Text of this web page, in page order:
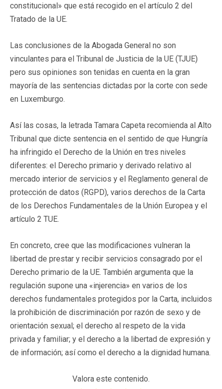
constitucional» que está recogido en el artículo 2 del
Tratado de la UE.
Las conclusiones de la Abogada General no son
vinculantes para el Tribunal de Justicia de la UE (TJUE)
pero sus opiniones son tenidas en cuenta en la gran
mayoría de las sentencias dictadas por la corte con sede
en Luxemburgo.
Así las cosas, la letrada Tamara Capeta recomienda al Alto
Tribunal que dicte sentencia en el sentido de que Hungría
ha infringido el Derecho de la Unión en tres niveles
diferentes: el Derecho primario y derivado relativo al
mercado interior de servicios y el Reglamento general de
protección de datos (RGPD), varios derechos de la Carta
de los Derechos Fundamentales de la Unión Europea y el
artículo 2 TUE.
En concreto, cree que las modificaciones vulneran la
libertad de prestar y recibir servicios consagrado por el
Derecho primario de la UE. También argumenta que la
regulación supone una «injerencia» en varios de los
derechos fundamentales protegidos por la Carta, incluidos
la prohibición de discriminación por razón de sexo y de
orientación sexual; el derecho al respeto de la vida
privada y familiar; y el derecho a la libertad de expresión y
de información; así como el derecho a la dignidad humana.
Valora este contenido.